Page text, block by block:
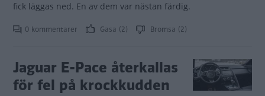
fick läggas ned. En av dem var nästan färdig.
0 kommentarer Gasa (2) Bromsa (2)
Jaguar E-Pace återkallas
för fel på krockkudden